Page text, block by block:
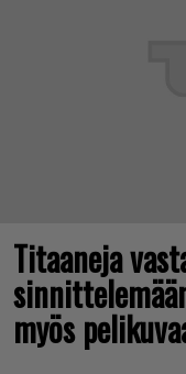
Titaaneja
myös